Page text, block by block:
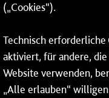
Fax: 06131 – 12 66 66
* Montags bis
Wochenenden und
Anrufe je nach
(„Cookies“).
Technisch
aktiviert, für andere,
Website verwenden,
„Alle erlauben“